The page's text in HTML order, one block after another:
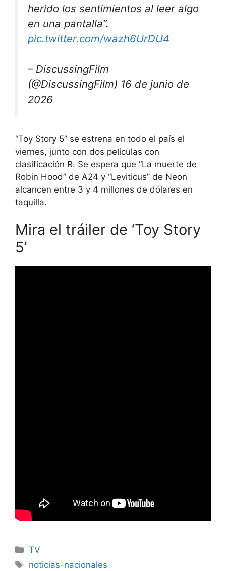
herido los sentimientos al leer algo
en una pantalla”.
pic.twitter.com/wazh6UrDU4
– DiscussingFilm
(@DiscussingFilm) 16 de junio de
2026
“Toy Story 5” se estrena en todo el país el
viernes, junto con dos películas con
clasificación R. Se espera que “La muerte de
Robin Hood” de A24 y “Leviticus” de Neon
alcancen entre 3 y 4 millones de dólares en
taquilla.
Mira el tráiler de ‘Toy Story
5’
Categories
TV
Tags
noticias-nacionales